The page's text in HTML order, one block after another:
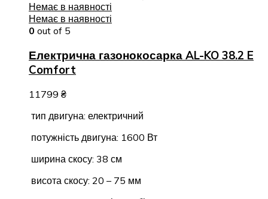
Немає в наявності
Немає в наявності
0 out of 5
Електрична газонокосарка AL-KO 38.2 E
Comfort
11799 ₴
тип двигуна: електричний
потужність двигуна: 1600 Вт
ширина скосу: 38 см
висота скосу: 20 – 75 мм